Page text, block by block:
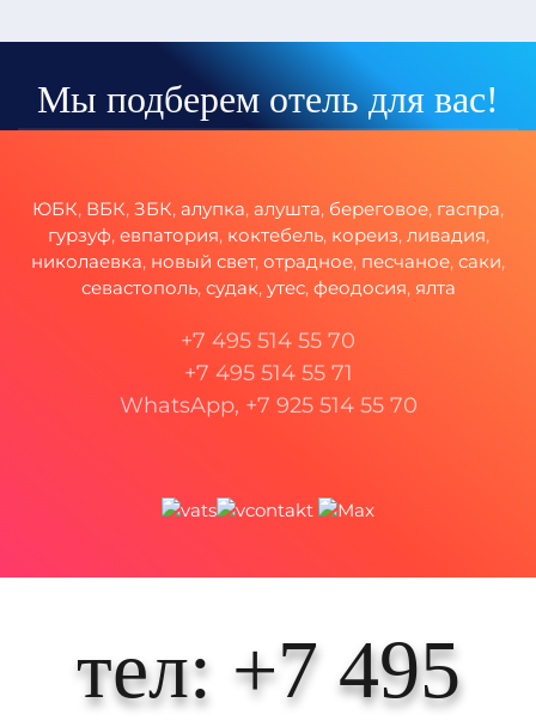
Мы подберем отель для вас!
ЮБК, ВБК, ЗБК, алупка, алушта, береговое, гаспра,
гурзуф, евпатория, коктебель, кореиз, ливадия,
николаевка, новый свет, отрадное, песчаное, саки,
севастополь, судак, утес, феодосия, ялта
+7 495 514 55 70
+7 495 514 55 71
WhatsApp, +7 925 514 55 70
тел: +7 495